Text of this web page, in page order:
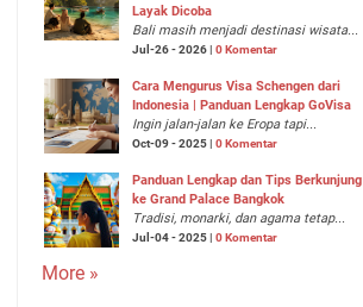
Layak Dicoba
Bali masih menjadi destinasi wisata...
Jul-26 - 2026 | 0 Komentar
Cara Mengurus Visa Schengen dari
Indonesia | Panduan Lengkap GoVisa
Ingin jalan-jalan ke Eropa tapi...
Oct-09 - 2025 | 0 Komentar
Panduan Lengkap dan Tips Berkunjung
ke Grand Palace Bangkok
Tradisi, monarki, dan agama tetap...
Jul-04 - 2025 | 0 Komentar
More »